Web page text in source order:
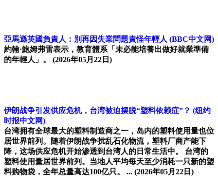
亞馬遜英國負責人：別再因失業問題責怪年輕人 (BBC中文网)
約翰·鮑姆弗雷表示，教育體系「未必能培養出做好就業準備
的年輕人」。
(2026年05月22日)
伊朗战争引发供应危机，台湾被迫摆脱“塑料依赖症”？ (纽约
时报中文网)
台湾拥有全球最大的塑料制造商之一，岛内的塑料使用量也位
居世界前列。随着伊朗战争扰乱石化物流，塑料厂商产能下
降，这场供应危机开始渗透到台湾人的日常生活中。 台湾的
塑料使用量居世界前列。当地人平均每天至少消耗一只新的塑
料购物袋，全年总量高达100亿只。 ... (2026年05月22日)